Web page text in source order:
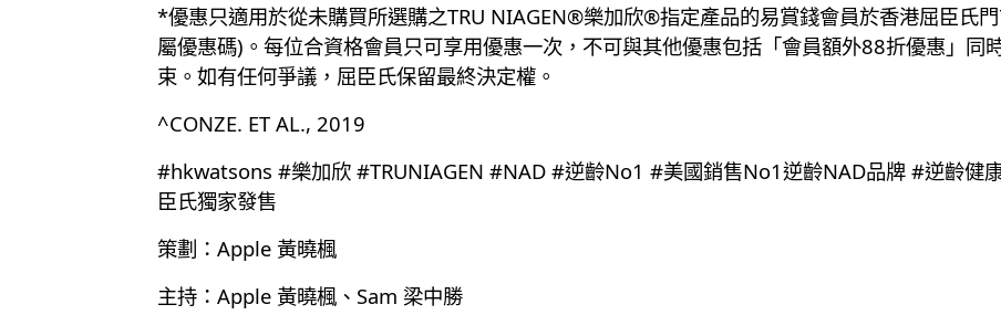
*優惠只適用於從未購買所選購之TRU NIAGEN®️樂加欣®️指定產品的易賞錢會員於香港屈臣氏
屬優惠碼)。每位合資格會員只可享用優惠一次，不可與其他優惠包括「會員額外88折優惠」同
束。如有任何爭議，屈臣氏保留最終決定權。
^CONZE. ET AL., 2019
#hkwatsons #樂加欣 #TRUNIAGEN #NAD #逆齡No1 #美國銷售No1逆齡NAD品牌 #逆齡健
臣氏獨家發售
策劃：Apple 黃曉楓
主持：Apple 黃曉楓、Sam 梁中勝